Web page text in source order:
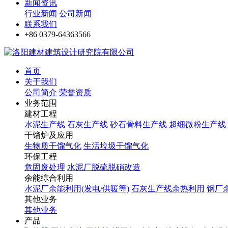
新闻资讯
行业新闻 公司新闻
联系我们
+86 0379-64363566
首页
关于我们
公司简介 荣誉资质
业务范围
建材工程
水泥生产线 石灰生产线 砂石骨料生产线 超细微粉生产线
干馏炉及应用
生物质干馏气化 生活垃圾干馏气化
环保工程
危固废处理 水泥厂脱硫脱硝改造
余能综合利用
水泥厂余能利用(发电/供暖等) 石灰生产线余热利用 钢厂
其他业务
其他业务
产品